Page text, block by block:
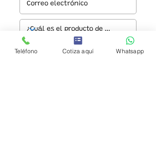
Teléfono Cotiza aquí Whatsapp